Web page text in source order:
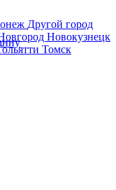
Другой город
Новокузнецк
Томск